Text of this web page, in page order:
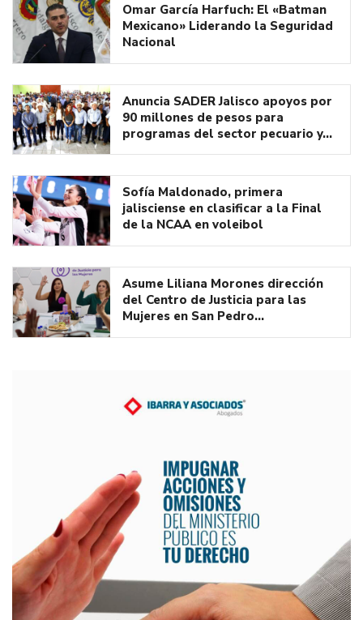
Omar García Harfuch: El «Batman
Mexicano» Liderando la Seguridad
Nacional
Anuncia SADER Jalisco apoyos por
90 millones de pesos para
programas del sector pecuario y…
Sofía Maldonado, primera
jalisciense en clasificar a la Final
de la NCAA en voleibol
Asume Liliana Morones dirección
del Centro de Justicia para las
Mujeres en San Pedro…